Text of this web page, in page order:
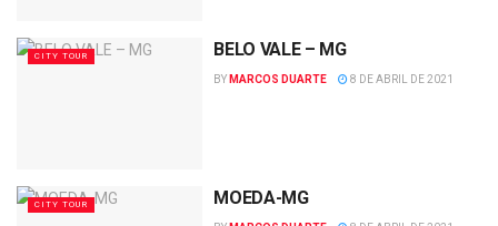
CITY TOUR BELO VALE – MG
BY MARCOS DUARTE 8 DE ABRIL DE 2021
CITY TOUR MOEDA-MG